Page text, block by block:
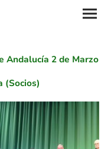
Andalucía 2 de Marzo
(Socios)